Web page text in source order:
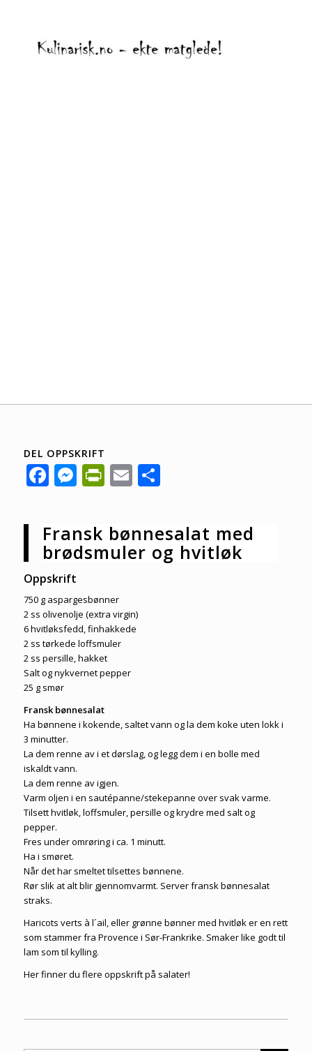
DEL OPPSKRIFT
Facebook
Messenger
PrintFriendly
EmailShare
Fransk bønnesalat med
brødsmuler og hvitløk
Oppskrift
750 g aspargesbønner
2 ss olivenolje (extra virgin)
6 hvitløksfedd, finhakkede
2 ss tørkede loffsmuler
2 ss persille, hakket
Salt og nykvernet pepper
25 g smør
Fransk bønnesalat
Ha bønnene i kokende, saltet vann og la dem koke uten lokk i
3 minutter.
La dem renne av i et dørslag, og legg dem i en bolle med
iskaldt vann.
La dem renne av igjen.
Varm oljen i en sautépanne/stekepanne over svak varme.
Tilsett hvitløk, loffsmuler, persille og krydre med salt og
pepper.
Fres under omrøring i ca. 1 minutt.
Ha i smøret.
Når det har smeltet tilsettes bønnene.
Rør slik at alt blir gjennomvarmt. Server fransk bønnesalat
straks.
Haricots verts à l´ail, eller grønne bønner med hvitløk er en rett
som stammer fra Provence i Sør-Frankrike. Smaker like godt til
lam som til kylling.
Her finner du flere oppskrift på salater!